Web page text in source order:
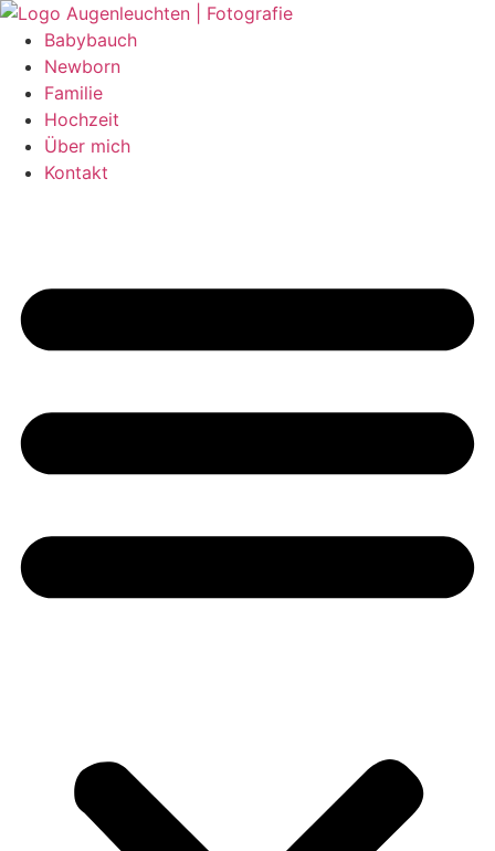
Zum
Inhalt
wechseln
Babybauch
Newborn
Familie
Hochzeit
Über mich
Kontakt